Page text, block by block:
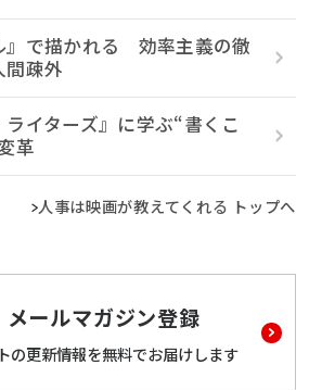
』で描かれる 効率主義の徹
間疎外
ライターズ』に学ぶ“書くこ
革
人事は映画が教えてくれる トップへ
メールマガジン登録
の更新情報を無料でお届けします